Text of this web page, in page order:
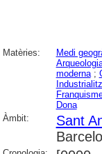
Matèries: Medi
moderna;
Dona
Àmbit:
Sant